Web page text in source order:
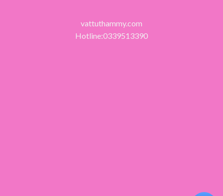
vattuthammy.com
Hotline:0339513390